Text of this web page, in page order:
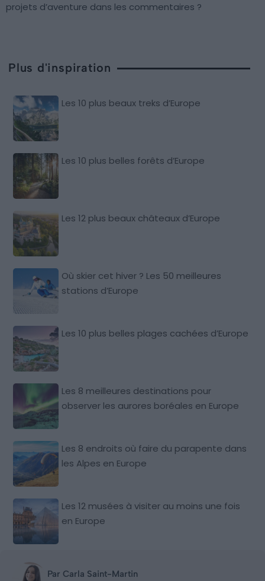
projets d’aventure dans les commentaires ?
Plus d'inspiration
Les 10 plus beaux treks d’Europe
Les 10 plus belles forêts d’Europe
Les 12 plus beaux châteaux d’Europe
Où skier cet hiver ? Les 50 meilleures
stations d’Europe
Les 10 plus belles plages cachées d’Europe
Les 8 meilleures destinations pour
observer les aurores boréales en Europe
Les 8 endroits où faire du parapente dans
les Alpes en Europe
Les 12 musées à visiter au moins une fois
en Europe
Par Carla Saint-Martin